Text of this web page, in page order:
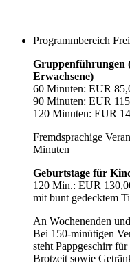
Programmbereich
Gruppenführungen
Erwachsene)
60 Minuten: EUR
90 Minuten: EUR
120 Minuten: EUR
Fremdsprachige
Minuten
Geburtstage für
120 Min.: EUR
mit bunt gedecktem
An Wochenenden
Bei 150-minütigen
steht Pappgeschirr
Brotzeit sowie